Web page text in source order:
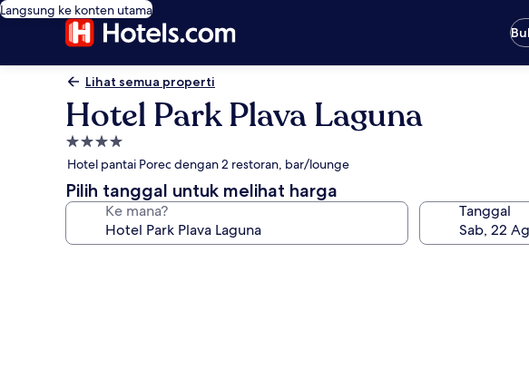
Langsung ke konten utama
Lihat semua properti
Hotel Park Plava Laguna
Properti
bintang
4.0
Hotel pantai Porec dengan 2 restoran, bar/lounge
Pilih tanggal untuk melihat harga
Ke mana? Tanggal